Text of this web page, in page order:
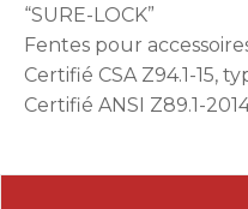
“SURE-LOCK”
Fentes pour
Certifié CSA Z94.1-15,
Certifié ANSI Z89.1-